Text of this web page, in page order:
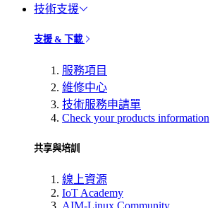
技術支援
支援 & 下載
服務項目
維修中心
技術服務申請單
Check your products information
共享與培訓
線上資源
IoT Academy
AIM-Linux Community